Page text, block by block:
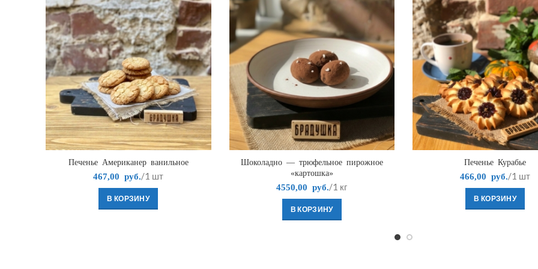
Печенье Американер ванильное
467,00 руб. /1 шт
В КОРЗИНУ
Шоколадно — трюфельное пирожное
«картошка»
4550,00 руб. /1 кг
В КОРЗИНУ
Печенье Курабье
466,00 руб. /1 шт
В КОРЗИНУ